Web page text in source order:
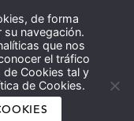
de forma
navegación.
que nos
el tráfico
de Cookies tal y
de Cookies.
Español English